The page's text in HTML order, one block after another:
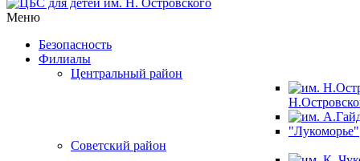
Меню
Безопасность
Филиалы
Центральный район
"Лукоморье"
Советский район